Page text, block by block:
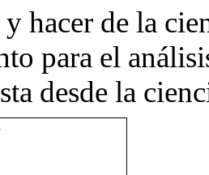
hacer de la
para el
desde la